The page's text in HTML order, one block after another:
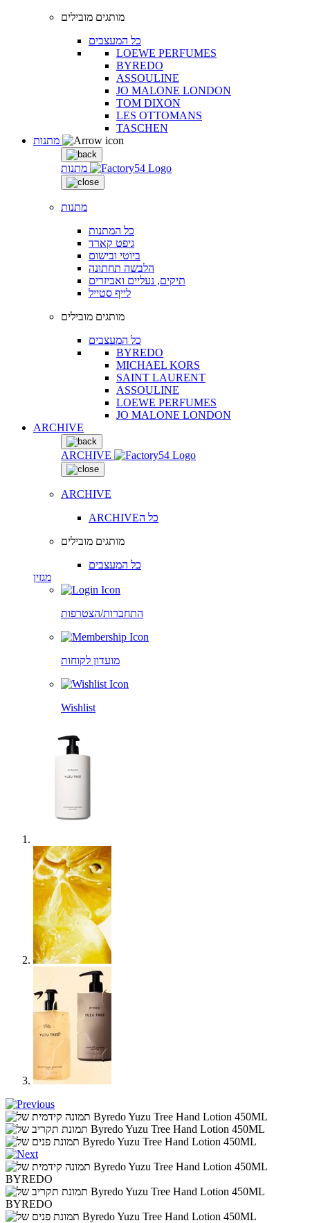
מותגים מובילים
כל המעצבים
LOEWE PERFUMES
BYREDO
ASSOULINE
JO MALONE LONDON
TOM DIXON
LES OTTOMANS
TASCHEN
מתנות
מתנות
כל המתנות
גיפט קארד
ביוטי ובישום
הלבשה תחתונה
תיקים, נעליים ואביזרים
לייף סטייל
מותגים מובילים
כל המעצבים
BYREDO
MICHAEL KORS
SAINT LAURENT
ASSOULINE
LOEWE PERFUMES
JO MALONE LONDON
ARCHIVE
ARCHIVE
ARCHIVE
ARCHIVEכל ה
מותגים מובילים
כל המעצבים
מגזין
התחברות/הצטרפות
מועדון לקוחות
Wishlist